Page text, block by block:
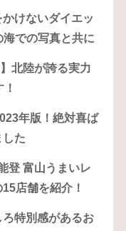
かけないダイエッ
海での写真と共に
北陸が誇る実力
年版！絶対喜ば
た
登 富山うまいレ
店舗を紹介！
ろ特別感があるお